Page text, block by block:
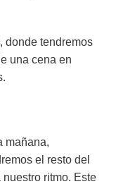
donde tendremos
una cena en
mañana,
el resto del
ritmo. Este